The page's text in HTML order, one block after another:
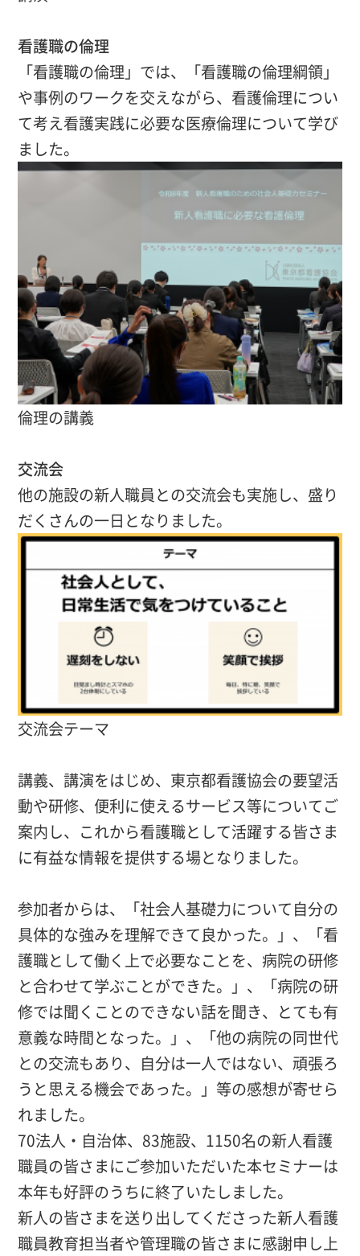
看護職の倫理
「看護職の倫理」では、「看護職の倫理綱領」
や事例のワークを交えながら、看護倫理につい
て考え看護実践に必要な医療倫理について学び
ました。
倫理の講義
交流会
他の施設の新人職員との交流会も実施し、盛り
だくさんの一日となりました。
交流会テーマ
講義、講演をはじめ、東京都看護協会の要望活
動や研修、便利に使えるサービス等についてご
案内し、これから看護職として活躍する皆さま
に有益な情報を提供する場となりました。
参加者からは、「社会人基礎力について自分の
具体的な強みを理解できて良かった。」、「看
護職として働く上で必要なことを、病院の研修
と合わせて学ぶことができた。」、「病院の研
修では聞くことのできない話を聞き、とても有
意義な時間となった。」、「他の病院の同世代
との交流もあり、自分は一人ではない、頑張ろ
うと思える機会であった。」等の感想が寄せら
れました。
70法人・自治体、83施設、1150名の新人看護
職員の皆さまにご参加いただいた本セミナーは
本年も好評のうちに終了いたしました。
新人の皆さまを送り出してくださった新人看護
職員教育担当者や管理職の皆さまに感謝申し上